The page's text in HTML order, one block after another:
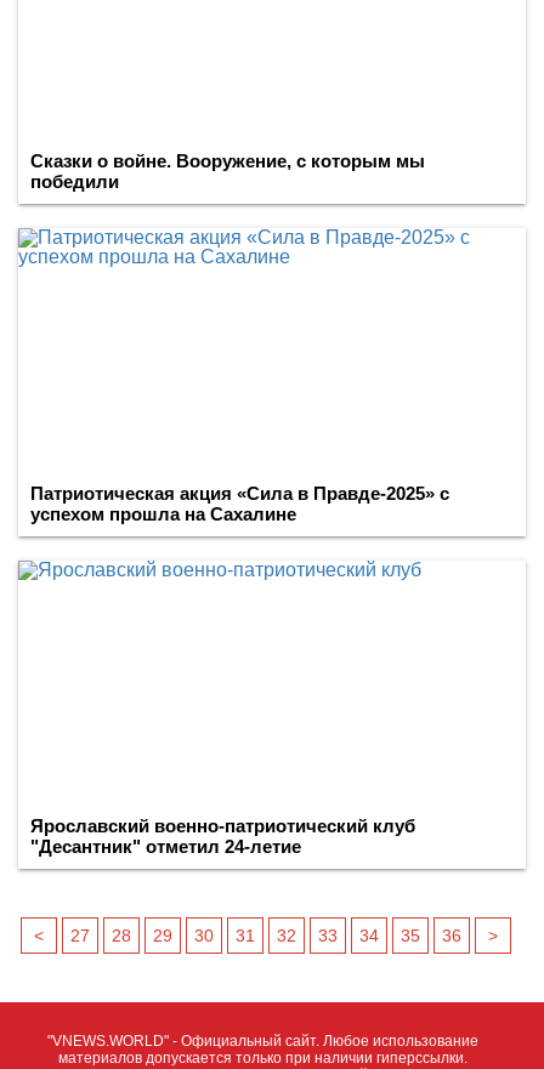
Сказки о войне. Вооружение, с которым мы
победили
Патриотическая акция «Сила в Правде-2025» с
успехом прошла на Сахалине
Ярославский военно-патриотический клуб
"Десантник" отметил 24-летие
< 27 28 29 30 31 32 33 34 35 36 >
"VNEWS.WORLD" - Официальный сайт. Любое использование
материалов допускается только при наличии гиперссылки.